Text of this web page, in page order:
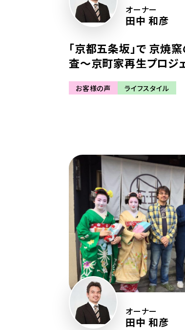
オーナー
田中 和彦
「京都五条坂」で 京焼
査〜京町家再生プロジ
お客様の声 ライフスタイル
オーナー
田中 和彦